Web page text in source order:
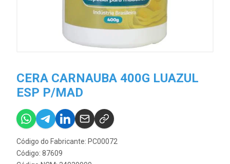
CERA CARNAUBA 400G LUAZUL
ESP P/MAD
Código do Fabricante: PC00072
Código: 87609